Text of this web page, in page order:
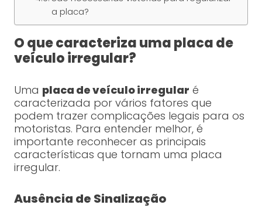
a placa?
O que caracteriza uma placa de
veículo irregular?
Uma placa de veículo irregular é
caracterizada por vários fatores que
podem trazer complicações legais para os
motoristas. Para entender melhor, é
importante reconhecer as principais
características que tornam uma placa
irregular.
Ausência de Sinalização